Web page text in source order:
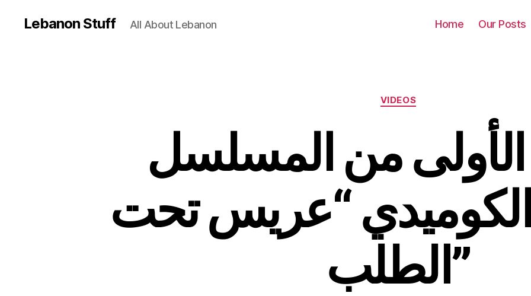
Lebanon Stuff All About Lebanon Home Our Posts
Categories
VIDEOS
الأولى من المسلسل
الكوميدي “عريس تحت
الطلب”